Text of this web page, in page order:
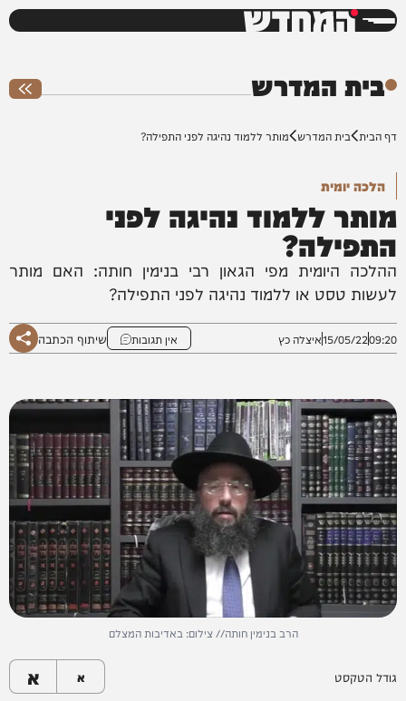
המחדש
בית המדרש
דף הבית בית המדרש מותר ללמוד נהיגה לפני התפילה?
הלכה יומית
מותר ללמוד נהיגה לפני
התפילה?
ההלכה היומית מפי הגאון רבי בנימין חותה: האם מותר
לעשות טסט או ללמוד נהיגה לפני התפילה?
09:20
15/05/22איצלה כץ אין תגובות שיתוף הכתבה
הרב בנימין חותה// צילום: באדיבות המצלם
גודל הטקסט א א